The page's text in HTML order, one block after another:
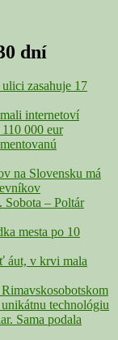
dní
zasahuje 17
internetoví
000 eur
na Slovensku má
– Poltár
mesta po 10
áut, v krvi mala
technológiu
Sama podala